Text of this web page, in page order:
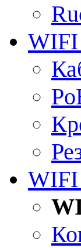
WIFI
WIFI